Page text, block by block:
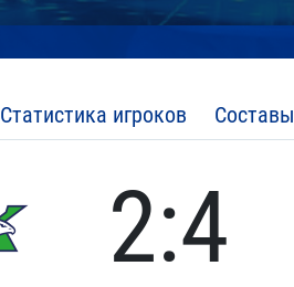
Статистика игроков Составы
2:4